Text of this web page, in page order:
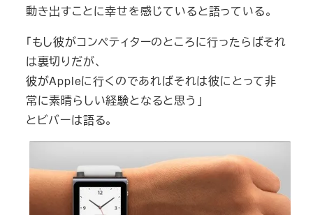
動き出すことに幸せを感じていると語っている。
「もし彼がコンペティターのところに行ったらばそれ
は裏切りだが、
彼がAppleに行くのであればそれは彼にとって非
常に素晴らしい経験となると思う」
とビバーは語る。